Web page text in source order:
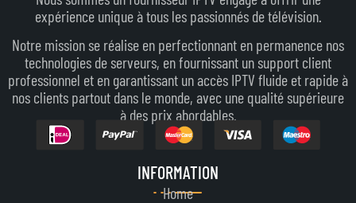
expérience unique à tous les passionnés de télévision.
Notre mission se réalise en perfectionnant en permanence nos
technologies de serveurs, en fournissant un support client
professionnel et en garantissant un accès IPTV fluide et rapide à
nos clients partout dans le monde, avec une qualité supérieure
à des prix abordables.
INFORMATION
Home